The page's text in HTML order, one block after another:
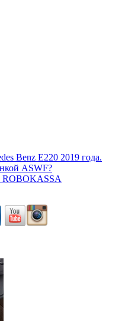
Benz E220 2019 года.
ASWF?
ROBOKASSA